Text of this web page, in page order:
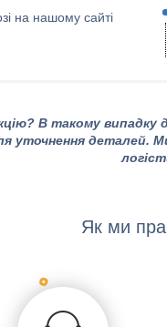
на нашому сайті
В такому випадку
уточнення деталей.
Як ми